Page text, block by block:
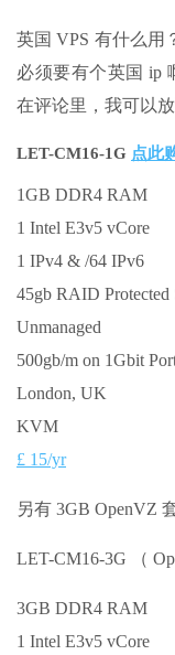
英国 VPS 有什么用
必须要有个英国 ip
在评论里，我可以放
LET-CM16-1G 点此
1GB DDR4 RAM
1 Intel E3v5 vCore
1 IPv4 & /64 IPv6
45gb RAID Protected
Unmanaged
500gb/m on 1Gbit
London, UK
KVM
£ 15/yr
另有 3GB OpenVZ
LET-CM16-3G （
3GB DDR4 RAM
1 Intel E3v5 vCore